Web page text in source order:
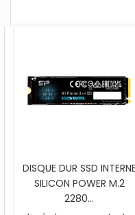
DISQUE DUR SSD INTERNE
SILICON POWER M.2
2280...